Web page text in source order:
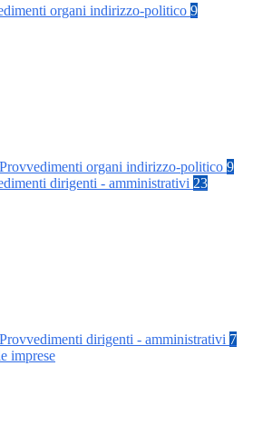
organi indirizzo-politico 9
Provvedimenti organi indirizzo-politico 9
dirigenti - amministrativi 23
Provvedimenti dirigenti - amministrativi 7
imprese